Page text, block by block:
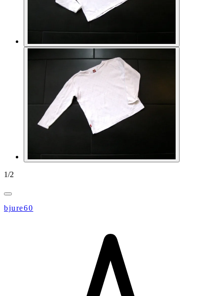
1/2
bjure60